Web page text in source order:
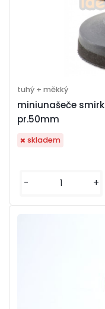
miniunašeče
pr.50mm
tuhý + měkký
skladem
- +